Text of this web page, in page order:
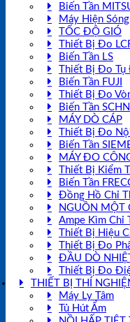
Biến Tần
Máy Hiện
TỐC ĐỘ GIÓ
Thiết Bị Đo
Biến Tần LS
Thiết Bị Đo
Biến Tần FUJI
Thiết Bị Đo
Biến Tần
MÁY DÒ CÁP
Thiết Bị Đo
Biến Tần
MÁY ĐO
Thiết Bị Kiểm
Biến Tần
Đồng Hồ Chỉ
NGUỒN MỘT
Ampe Kìm Chỉ
Thiết Bị Hiệu
Thiết Bị Đo
ĐẦU DÒ
Thiết Bị Đo
THIẾT BỊ THÍ
Máy Ly Tâm
Tủ Hút Ẩm